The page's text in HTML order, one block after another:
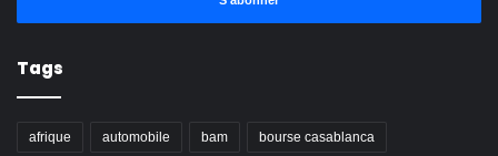
Tags
afrique automobile bam bourse casablanca